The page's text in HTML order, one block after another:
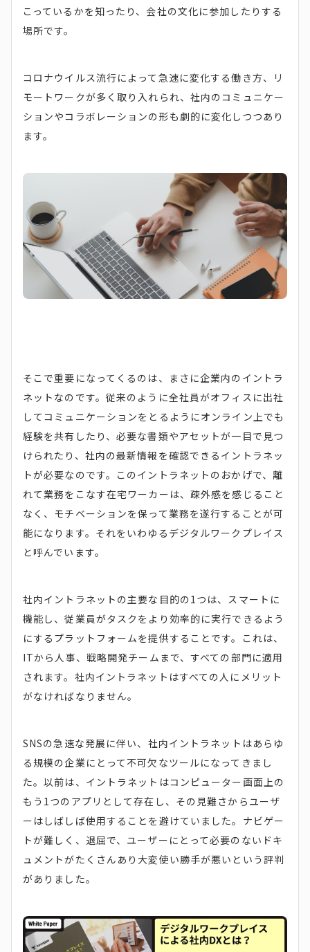
こっているかを知ったり、会社の文化に参加したりする
場所です。
コロナウイルス流行によって急速に変化する働き方、リ
モートワークが多く取り入れられ、社内のコミュニケー
ションやコラボレーションの形も劇的に変化しつつあり
ます。
そこで重要になってくるのは、まさに企業内のイントラ
ネットなのです。従来のように全社員がオフィスに出社
してコミュニケーションをとるようにオンライン上でも
経験を共有したり、必要な書類やアセットが一目で見つ
けられたり、社内の最新情報を確認できるイントラネッ
トが必要なのです。このイントラネットのおかげで、離
れて業務をこなす在宅ワーカーは、疎外感を感じること
なく、モチベーションを保って業務を遂行することが可
能になります。それをいわゆるデジタルワークプレイス
と呼んでいます。
社内イントラネットの主要な目的の1つは、スマートに
機能し、従業員がタスクをより効率的に実行できるよう
にするプラットフォームを提供することです。これは、
ITから人事、戦略開発チ​​ームまで、すべての部門に適用
されます。社内イントラネットはすべての人にメリット
がなければなりません。
SNSの急速な発展に伴い、社内イントラネットはあらゆ
る規模の企業にとって不可欠なツールになってきまし
た。以前は、イントラネットはコンピューター画面上の
もう1つのアプリとして存在し、その見難さからユーザ
ーはしばしば使用することを避けていました。ナビゲー
トが難しく、退屈で、ユーザーにとって必要のないドキ
ュメントがたくさんあり大変使い勝手が悪いという評判
がありました。